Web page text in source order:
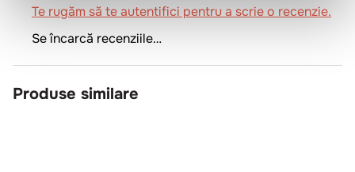
Te rugăm să te autentifici pentru a scrie o recenzie.
Se încarcă recenziile…
Produse similare